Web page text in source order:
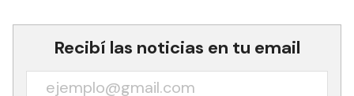
Recibí las noticias en tu email